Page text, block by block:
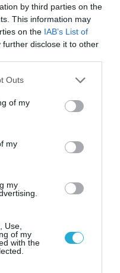
by third parties on the
This information may
on the IAB’s List of
further disclose it to other
one or more Google
You may click to
its third-party tags to
in below Google
Outs
of my
my
my
Use,
of my
with the